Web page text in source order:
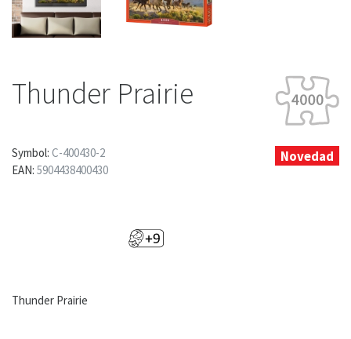
Thunder Prairie
Symbol: C-400430-2
EAN: 5904438400430
Novedad
Thunder Prairie